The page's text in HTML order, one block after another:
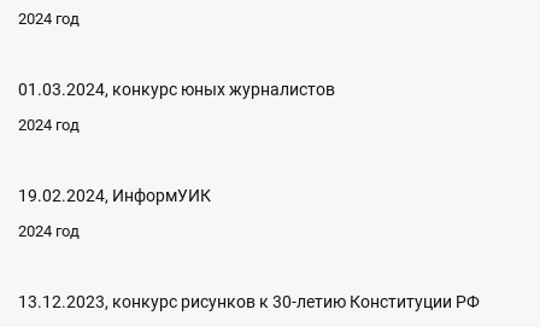
2024 год
01.03.2024, конкурс юных журналистов
2024 год
19.02.2024, ИнформУИК
2024 год
13.12.2023, конкурс рисунков к 30-летию Конституции РФ